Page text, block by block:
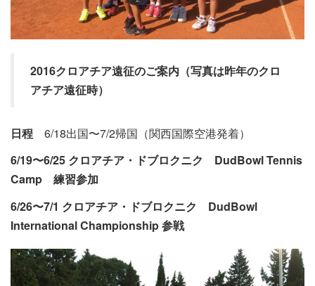
2016クロアチア遠征のご案内（写真は昨年のクロ
アチア遠征時）
日程 6/18出国〜7/2帰国（関西国際空港発着）
6/19〜6/25 クロアチア・ドブロクニク DudBowl Tennis
Camp 練習参加
6/26〜7/1 クロアチア・ドブロクニク DudBowl
International Championship 参戦